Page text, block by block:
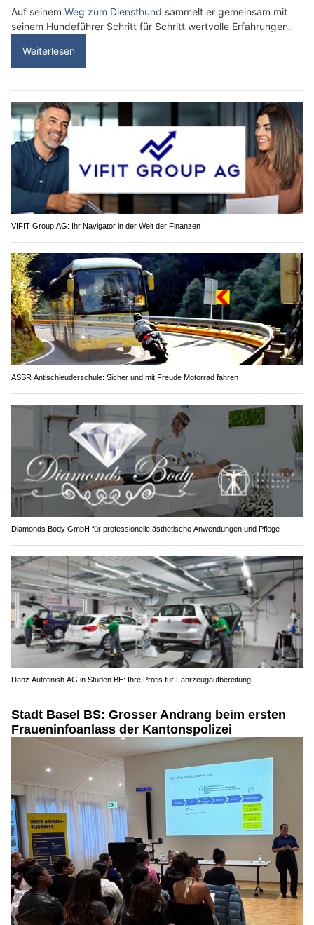
Auf seinem Weg zum Diensthund sammelt er gemeinsam mit
seinem Hundeführer Schritt für Schritt wertvolle Erfahrungen.
Weiterlesen
VIFIT Group AG: Ihr Navigator in der Welt der Finanzen
ASSR Antischleuderschule: Sicher und mit Freude Motorrad fahren
Diamonds Body GmbH für professionelle ästhetische Anwendungen und Pflege
Danz Autofinish AG in Studen BE: Ihre Profis für Fahrzeugaufbereitung
Stadt Basel BS: Grosser Andrang beim ersten
Fraueninfoanlass der Kantonspolizei